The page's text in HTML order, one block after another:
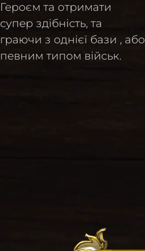
Героєм та отримати
супер здібність, та
граючи з однієї бази , або
певним типом військ.